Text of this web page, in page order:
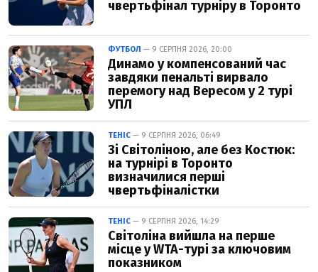
чвертьфінал турніру в Торонто
ФУТБОЛ — 9 СЕРПНЯ 2026, 20:00
Динамо у компенсований час
завдяки пенальті вирвало
перемогу над Вересом у 2 турі
УПЛ
ТЕНІС — 9 СЕРПНЯ 2026, 06:49
Зі Світоліною, але без Костюк:
на турнірі в Торонто
визначилися перші
чвертьфіналістки
ТЕНІС — 9 СЕРПНЯ 2026, 14:29
Світоліна вийшла на перше
місце у WTA-турі за ключовим
показником